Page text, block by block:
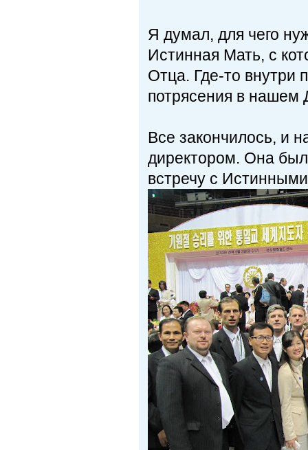
Я думал, для чего
Истинная Мать, с
Отца. Где-то внутри
потрясения в
Все закончилось, и
директором. Она
встречу с